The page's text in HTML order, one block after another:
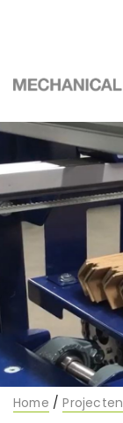
Home /Projecten